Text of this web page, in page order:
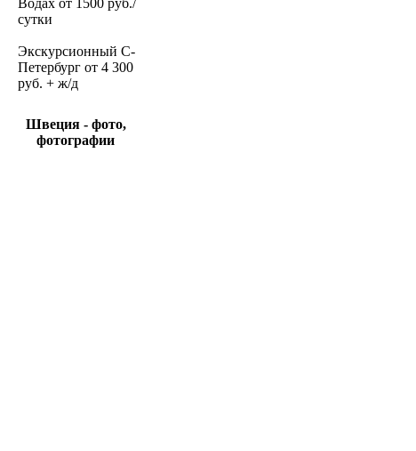
Водах от 1500 руб./
сутки
Экскурсионный С-
Петербург от 4 300
руб. + ж/д
Швеция - фото,
фотографии